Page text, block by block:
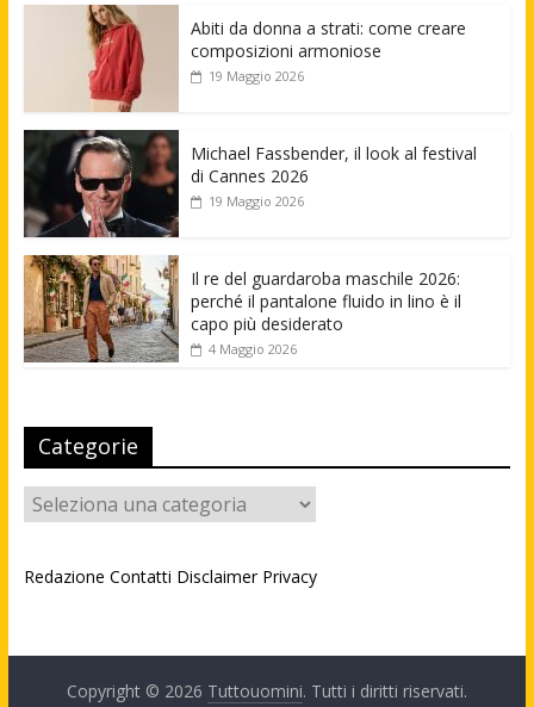
Abiti da donna a strati: come creare
composizioni armoniose
19 Maggio 2026
Michael Fassbender, il look al festival
di Cannes 2026
19 Maggio 2026
Il re del guardaroba maschile 2026:
perché il pantalone fluido in lino è il
capo più desiderato
4 Maggio 2026
Categorie
Categorie
Redazione Contatti Disclaimer Privacy
Copyright © 2026 Tuttouomini. Tutti i diritti riservati.